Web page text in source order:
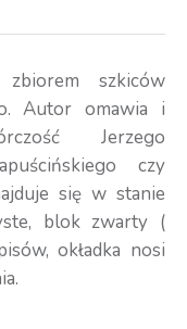
szkiców
Autor omawia i
Jerzego
czy
się w stanie
blok zwarty (
okładka nosi